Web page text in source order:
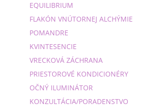
EQUILIBRIUM
FLAKÓN VNÚTORNEJ ALCHÝMIE
POMANDRE
KVINTESENCIE
VRECKOVÁ ZÁCHRANA
PRIESTOROVÉ KONDICIONÉRY
OČNÝ ILUMINÁTOR
KONZULTÁCIA/PORADENSTVO